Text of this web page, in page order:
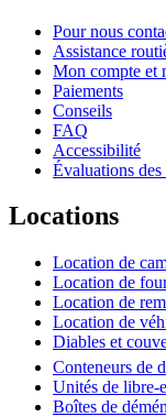
Pour nous
Assistance
Mon compte et
Paiements
Conseils
FAQ
Accessibilité
Évaluations des
Locations
Location de
Location de
Location de
Location de
Diables et
Conteneurs de
Unités de libre-
Boîtes de